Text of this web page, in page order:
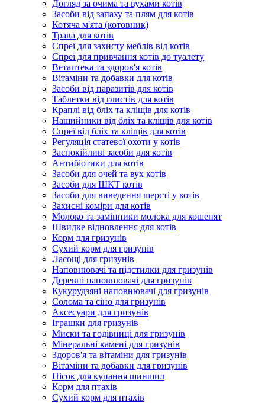
Догляд за очима та вухами котів
Засоби від запаху та плям для котів
Котяча м'ята (котовник)
Трава для котів
Спреї для захисту меблів від котів
Спреї для привчання котів до туалету
Ветаптека та здоров'я котів
Вітаміни та добавки для котів
Засоби від паразитів для котів
Таблетки від глистів для котів
Краплі від бліх та кліщів для котів
Нашийники від бліх та кліщів для котів
Спреї від бліх та кліщів для котів
Регуляція статевої охоти у котів
Заспокійливі засоби для котів
Антибіотики для котів
Засоби для очей та вух котів
Засоби для ШКТ котів
Засоби для виведення шерсті у котів
Захисні коміри для котів
Молоко та замінники молока для кошенят
Швидке відновлення для котів
Корм для гризунів
Сухий корм для гризунів
Ласощі для гризунів
Наповнювачі та підстилки для гризунів
Деревні наповнювачі для гризунів
Кукурудзяні наповнювачі для гризунів
Солома та сіно для гризунів
Аксесуари для гризунів
Іграшки для гризунів
Миски та годівниці для гризунів
Мінеральні камені для гризунів
Здоров'я та вітаміни для гризунів
Вітаміни та добавки для гризунів
Пісок для купання шиншил
Корм для птахів
Сухий корм для птахів